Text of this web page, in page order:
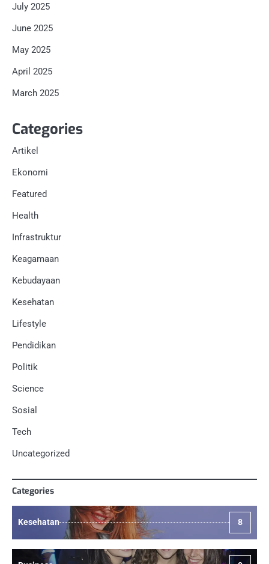
July 2025
June 2025
May 2025
April 2025
March 2025
Categories
Artikel
Ekonomi
Featured
Health
Infrastruktur
Keagamaan
Kebudayaan
Kesehatan
Lifestyle
Pendidikan
Politik
Science
Sosial
Tech
Uncategorized
Categories
Kesehatan 8